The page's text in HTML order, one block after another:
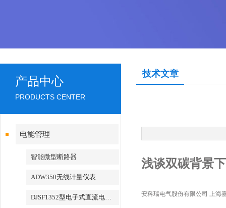
产品中心
PRODUCTS CENTER
电能管理
智能微型断路器
ADW350无线计量仪表
DJSF1352型电子式直流电能表
技术文章
浅谈双碳背景
安科瑞电气股份有限公司 上海